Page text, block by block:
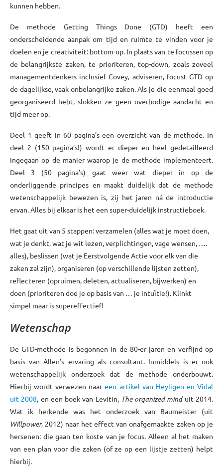
kunnen hebben.
De methode Getting Things Done (GTD) heeft een
onderscheidende aanpak om tijd en ruimte te vinden voor je
doelen en je creativiteit: bottom-up. In plaats van te focussen op
de belangrijkste zaken, te prioriteren, top-down, zoals zoveel
managementdenkers inclusief Covey, adviseren, focust GTD op
de dagelijkse, vaak onbelangrijke zaken. Als je die eenmaal goed
georganiseerd hebt, slokken ze geen overbodige aandacht en
tijd meer op.
Deel 1 geeft in 60 pagina’s een overzicht van de methode. In
deel 2 (150 pagina’s!) wordt er dieper en heel gedetailleerd
ingegaan op de manier waarop je de methode implementeert.
Deel 3 (50 pagina’s) gaat weer wat dieper in op de
onderliggende principes en maakt duidelijk dat de methode
wetenschappelijk bewezen is, zij het jaren ná de introductie
ervan. Alles bij elkaar is het een super-duidelijk instructieboek.
Het gaat uit van 5 stappen: verzamelen (alles wat je moet doen,
wat je denkt, wat je wit lezen, verplichtingen, vage wensen, ….
alles), beslissen (wat je Eerstvolgende Actie voor elk van die
zaken zal zijn), organiseren (op verschillende lijsten zetten),
reflecteren (opruimen, deleten, actualiseren, bijwerken) en
doen (prioriteren doe je op basis van … je intuïtie!). Klinkt
simpel maar is supereffectief!
Wetenschap
De GTD-methode is begonnen in de 80-er jaren en verfijnd op
basis van Allen’s ervaring als consultant. Inmiddels is er ook
wetenschappelijk onderzoek dat de methode onderbouwt.
Hierbij wordt verwezen naareen artikel van Heyligen en Vidal
uit 2008, en een boek van Levitin, The organized minduit 2014.
Wat ik herkende was het onderzoek van Baumeister (uit
Willpower, 2012) naar het effect van onafgemaakte zaken op je
hersenen: die gaan ten koste van je focus. Alleen al het maken
van een plan voor die zaken (of ze op een lijstje zetten) helpt
hierbij.